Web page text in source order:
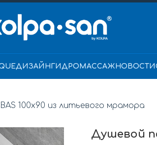
ДИЗАЙН ГИДРОМАССАЖ НОВОСТИ
100x90 из литьевого мрамора
Душевой